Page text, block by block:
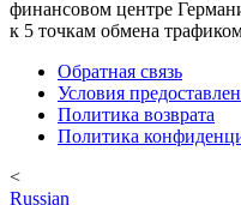
финансовом центре
к 5 точкам обмена
Обратная связь
Условия
Политика возврата
Политика
<
Russian